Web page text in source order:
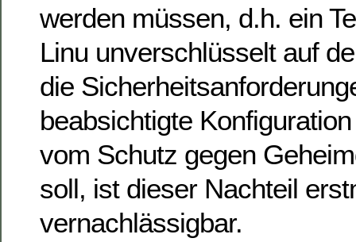
werden müssen, d.h. ein
Linu unverschlüsselt auf
die
beabsichtigte
vom Schutz gegen
soll, ist dieser Nachteil
vernachlässigbar.